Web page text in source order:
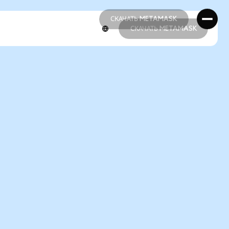
СКАЧАТЬ METAMASK
СКАЧАТЬ METAMASK
СКАЧАТЬ METAMASK